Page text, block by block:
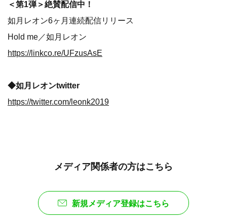
＜第1弾＞絶賛配信中！
如月レオン6ヶ月連続配信リリース
Hold me／如月レオン
https://linkco.re/UFzusAsE
◆如月レオンtwitter
https://twitter.com/leonk2019
メディア関係者の方はこちら
新規メディア登録はこちら